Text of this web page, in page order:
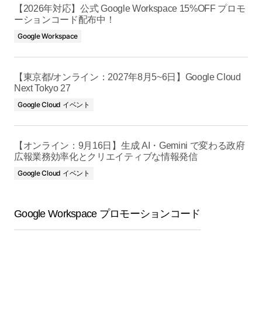
【2026年対応】公式 Google Workspace 15%OFF プロモ
ーションコード配布中！
Google Workspace
【東京都/オンライン：2027年8月5~6日】Google Cloud
Next Tokyo 27
Google Cloud イベント
【オンライン：9月16日】生成 AI・Gemini で変わる政府
広報業務効率化とクリエイティブな情報発信
Google Cloud イベント
Google Workspace プロモーションコード